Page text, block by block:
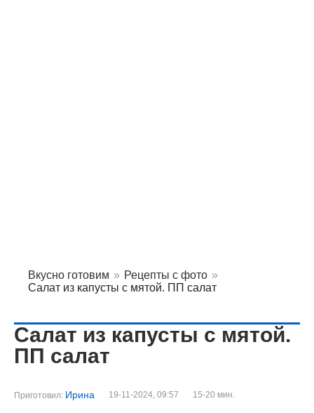
Вкусно готовим » Рецепты с фото »
Салат из капусты с мятой. ПП салат
Салат из капусты с мятой.
ПП салат
Приготовил: Ирина 19-11-2024, 09:57 15-20 мин.